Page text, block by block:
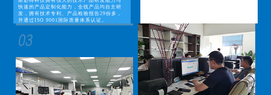
快速的产品定制化能力，全线产品均自主研
发，拥有技术专利、产品检验报告29份多，
并通过ISO 9001国际质量体系认证。